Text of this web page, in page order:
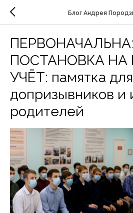
Блог Андрея
ПОСТАНОВКА
УЧЁТ: памятка для
допризывников и
родителей